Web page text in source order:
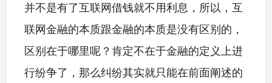
并不是有了互联网借钱就不用利息，所以，互
联网金融的本质跟金融的本质是没有区别的，
区别在于哪里呢？肯定不在于金融的定义上进
行纷争了，那么纠纷其实就只能在前面阐述的